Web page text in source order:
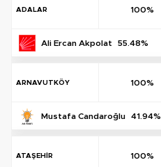
ADALAR 100%
Ali Ercan Akpolat 55.48%
ARNAVUTKÖY 100%
Mustafa Candaroğlu 41.94%
ATAŞEHİR 100%